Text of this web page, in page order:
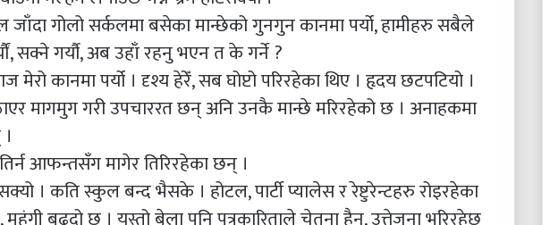
गोलो सर्कलमा बसेका मान्छेको गुनगुन कानमा पर्यो, हामीहरु सबैले
सक्ने गर्यौ, अब उहाँ रहनु भएन त के गर्ने ?
मेरो कानमा पर्यो । दृश्य हेरेँ, सब घोप्टो परिरहेका थिए । हृदय छटपटियो ।
मागमुग गरी उपचाररत छन् अनि उनकै मान्छे मरिरहेको छ । अनाहकमा
आफन्तसँग मागेर तिरिरहेका छन् ।
। कति स्कुल बन्द भैसके । होटल, पार्टी प्यालेस र रेष्टुरेन्टहरु रोइरहेका